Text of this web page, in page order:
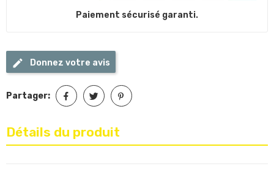
Paiement sécurisé garanti.
Donnez votre avis
Partager:
Détails du produit